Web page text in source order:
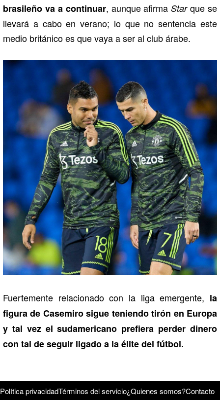
brasileño va a continuar, aunque afirmaStarque se
llevará a cabo en verano; lo que no sentencia este
medio británico es que vaya a ser al club árabe.
Fuertemente relacionado con la liga emergente, la
figura de Casemiro sigue teniendo tirón en Europa
y tal vez el sudamericano prefiera perder dinero
con tal de seguir ligado a la élite del fútbol.
Política privacidadTérminos del servicio¿Quienes somos?Contacto